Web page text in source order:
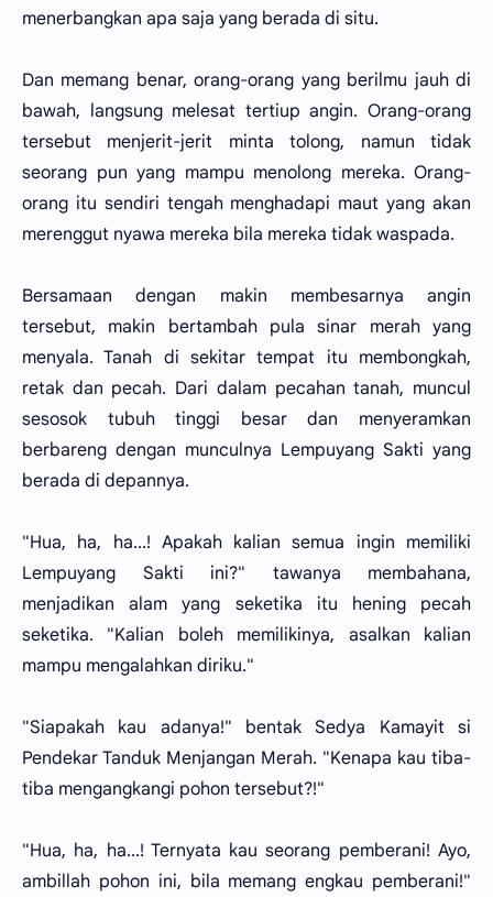
menerbangkan apa saja yang berada di situ.
Dan memang benar, orang-orang yang berilmu jauh di
bawah, langsung melesat tertiup angin. Orang-orang
tersebut menjerit-jerit minta tolong, namun tidak
seorang pun yang mampu menolong mereka. Orang-
orang itu sendiri tengah menghadapi maut yang akan
merenggut nyawa mereka bila mereka tidak waspada.
Bersamaan dengan makin membesarnya angin
tersebut, makin bertambah pula sinar merah yang
menyala. Tanah di sekitar tempat itu membongkah,
retak dan pecah. Dari dalam pecahan tanah, muncul
sesosok tubuh tinggi besar dan menyeramkan
berbareng dengan munculnya Lempuyang Sakti yang
berada di depannya.
"Hua, ha, ha...! Apakah kalian semua ingin memiliki
Lempuyang Sakti ini?" tawanya membahana,
menjadikan alam yang seketika itu hening pecah
seketika. "Kalian boleh memilikinya, asalkan kalian
mampu mengalahkan diriku."
"Siapakah kau adanya!" bentak Sedya Kamayit si
Pendekar Tanduk Menjangan Merah. "Kenapa kau tiba-
tiba mengangkangi pohon tersebut?!"
"Hua, ha, ha...! Ternyata kau seorang pemberani! Ayo,
ambillah pohon ini, bila memang engkau pemberani!"